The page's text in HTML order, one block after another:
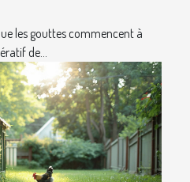
les gouttes commencent à
de...